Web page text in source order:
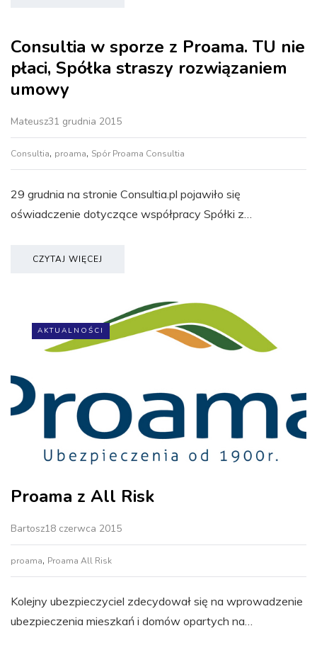
Consultia w sporze z Proama. TU nie
płaci, Spółka straszy rozwiązaniem
umowy
Mateusz31 grudnia 2015
Consultia, proama, Spór Proama Consultia
29 grudnia na stronie Consultia.pl pojawiło się
oświadczenie dotyczące współpracy Spółki z…
CZYTAJ WIĘCEJ
AKTUALNOŚCI
Proama z All Risk
Bartosz18 czerwca 2015
proama, Proama All Risk
Kolejny ubezpieczyciel zdecydował się na wprowadzenie
ubezpieczenia mieszkań i domów opartych na…